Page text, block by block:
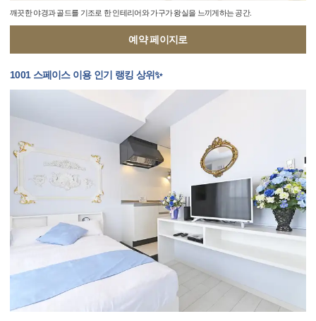
깨끗한 야경과 골드를 기조로 한 인테리어와 가구가 왕실을 느끼게하는 공간.
예약 페이지로
1001 스페이스 이용 인기 랭킹 상위✨